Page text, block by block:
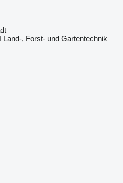
, Forst- und Gartentechnik